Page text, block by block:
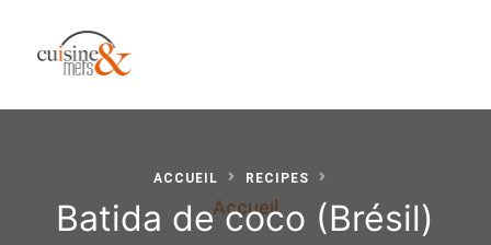
Accueil
ACCUEIL RECIPES
Batida de coco (Brésil)